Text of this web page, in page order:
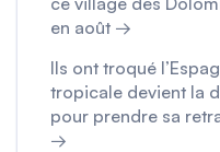
en août →
Ils ont troqué
tropicale devient la
pour prendre sa
→